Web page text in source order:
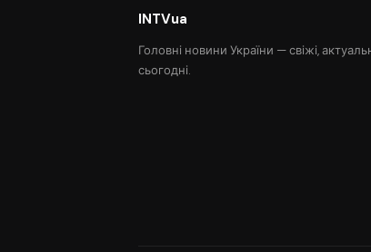
INTVua
Головні новини України — свіжі,
сьогодні.